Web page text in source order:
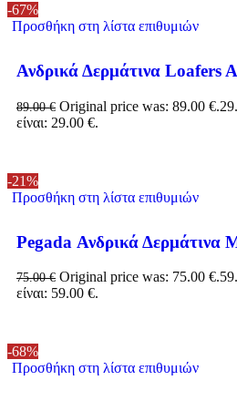
-67%
Προσθήκη στη λίστα επιθυμιών
Ανδρικά Δερμάτινα Loafers
89.00€ Original price was: 89.00 €.
είναι: 29.00 €.
-21%
Προσθήκη στη λίστα επιθυμιών
Pegada Ανδρικά Δερμάτινα
75.00€ Original price was: 75.00 €.
είναι: 59.00 €.
-68%
Προσθήκη στη λίστα επιθυμιών